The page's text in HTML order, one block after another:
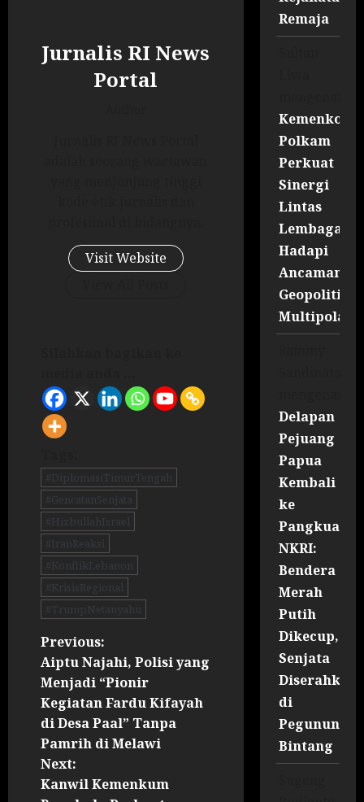
Jurnalis RI News
Portal
Visit Website
#DiplomasiTimurTengah
#GencatanSenjata
#HizbullahIsrael
#IranReaksi
#KonflikLebanon
#KrisisRegional
#TrumpNetanyahu
Previous:
Aiptu Najahi, Polisi yang
Menjadi “Pionir
Kegiatan Fardu Kifayah
di Desa Paal” Tanpa
Pamrih di Melawi
Next:
Kanwil Kemenkum
Remaja
Kemenko
Polkam
Perkuat
Sinergi
Lintas
Lembaga
Hadapi
Ancaman
Geopolitik
Multipolar
Delapan
Pejuang
Papua
Kembali
ke
Pangkuan
NKRI:
Bendera
Merah
Putih
Dikecup,
Senjata
Diserahkan
di
Bintang